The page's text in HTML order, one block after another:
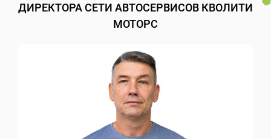
ДИРЕКТОРА СЕТИ АВТОСЕРВИСОВ КВОЛИТИ
МОТОРС